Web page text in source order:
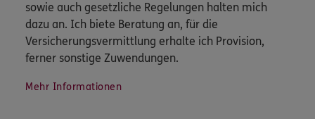
sowie auch gesetzliche Regelungen halten mich
dazu an. Ich biete Beratung an, für die
Versicherungsvermittlung erhalte ich Provision,
ferner sonstige Zuwendungen.
Mehr Informationen